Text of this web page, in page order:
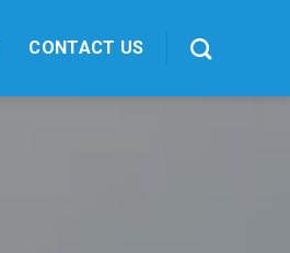
CONTACT US